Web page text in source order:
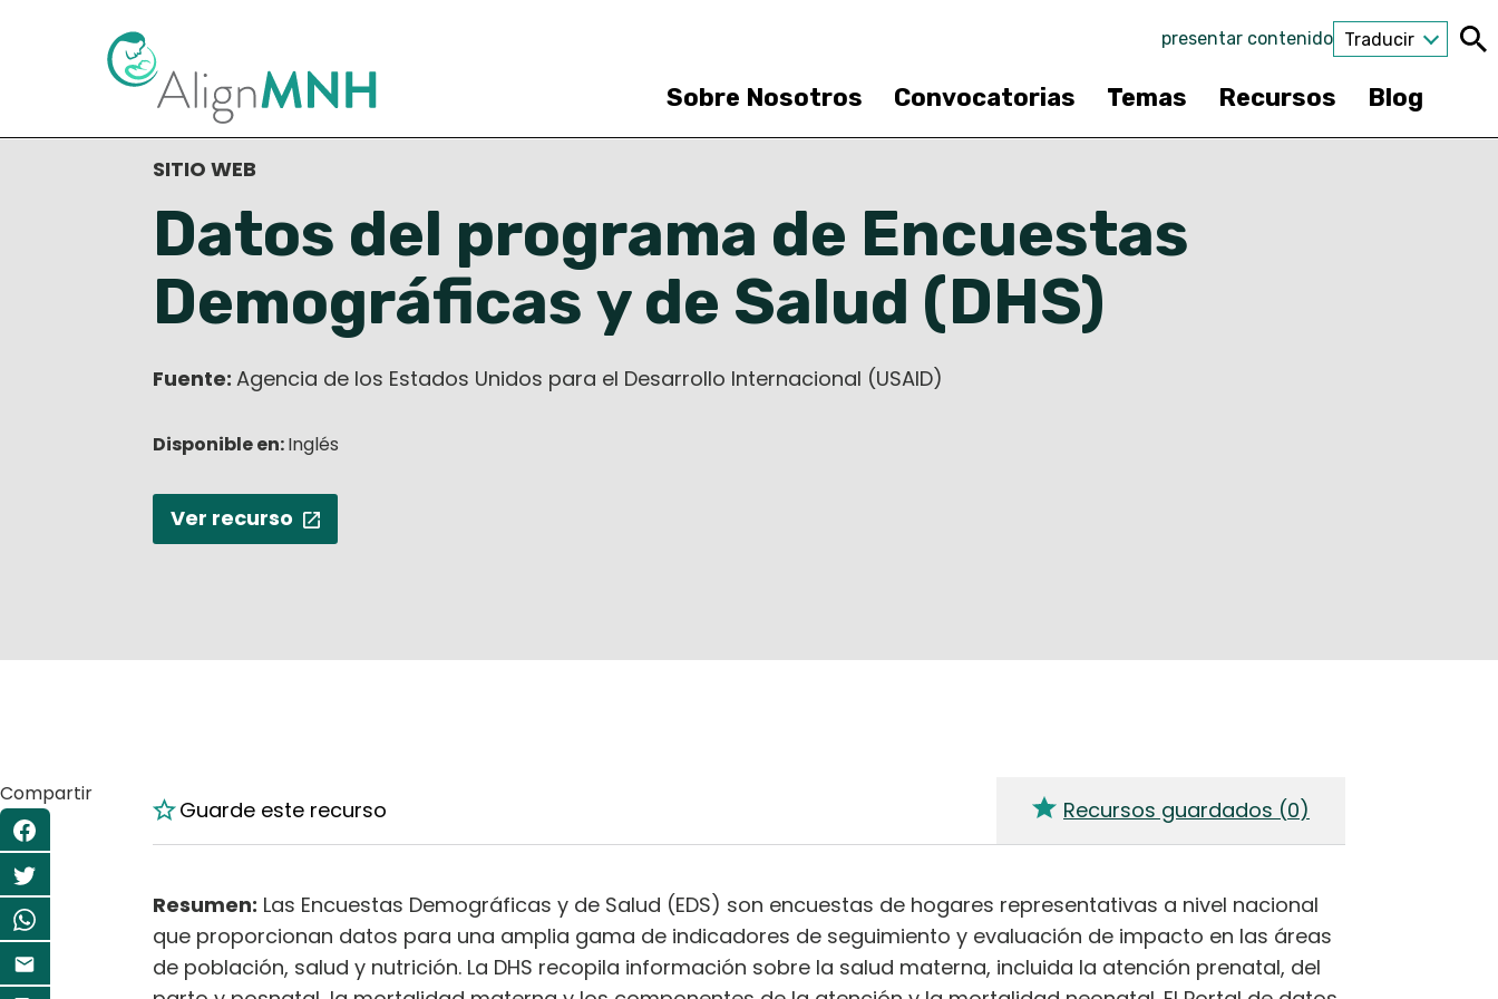
principal
presentar contenido Traducir
Sobre Nosotros Convocatorias Temas Recursos Blog
< Volver a la biblioteca de recursos
SITIO WEB
Datos del programa de Encuestas
Demográficas y de Salud (DHS)
Fuente: Agencia de los Estados Unidos para el Desarrollo Internacional (USAID)
Disponible en:Inglés
Ver recurso
Compartir
Guarde este recurso Recursos guardados (0)
Resumen: Las Encuestas Demográficas y de Salud (EDS) son encuestas de hogares representativas a nivel nacional
que proporcionan datos para una amplia gama de indicadores de seguimiento y evaluación de impacto en las áreas
de población, salud y nutrición. La DHS recopila información sobre la salud materna, incluida la atención prenatal, del